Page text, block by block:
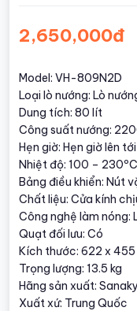
2,650,000đ
Model: VH-809N2D
Loại lò nướng: Lò
Dung tích: 80 lít
Công suất nướng:
Hẹn giờ: Hẹn giờ lên
Nhiệt độ: 100 – 230ºC
Bảng điều khiển: Nút
Chất liệu: Cửa kính
Công nghệ làm nóng:
Quạt đối lưu: Có
Kích thước: 622 x 455
Trọng lượng: 13.5 kg
Hãng sản xuất: Sanaky
Xuất xứ: Trung Quốc